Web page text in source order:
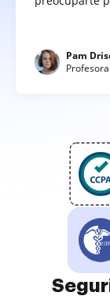
Pam
Profesora